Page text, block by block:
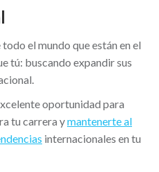
el mundo que están en el
tú: buscando expandir sus
oportunidad para
tu carrera ymantenerte al
internacionales en tu